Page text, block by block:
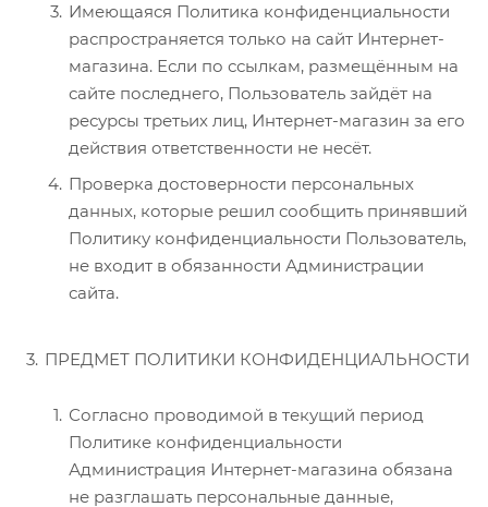
Имеющаяся Политика конфиденциальности
распространяется только на сайт Интернет-
магазина. Если по ссылкам, размещённым на
сайте последнего, Пользователь зайдёт на
ресурсы третьих лиц, Интернет-магазин за его
действия ответственности не несёт.
Проверка достоверности персональных
данных, которые решил сообщить принявший
Политику конфиденциальности Пользователь,
не входит в обязанности Администрации
сайта.
ПРЕДМЕТ ПОЛИТИКИ КОНФИДЕНЦИАЛЬНОСТИ
Согласно проводимой в текущий период
Политике конфиденциальности
Администрация Интернет-магазина обязана
не разглашать персональные данные,